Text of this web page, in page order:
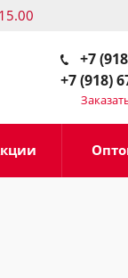
+7
+7 (918)